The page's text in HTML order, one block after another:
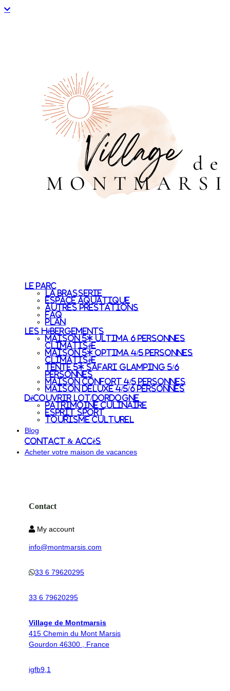
Le Parc
La Brasserie
Espace aquatique
Autres prestations
FAQ
Plan
Les Hébergements
Maison 5* Ultima 6 personnes
Climatisée
Maison 5* Optima 4/5 personnes
Climatisée
Tente 5* Safari Glamping 5/6
personnes
Maison Confort 4/5 personnes
Maison Deluxe 4/5/6 personnes
Découvrir Lot/Dordogne
Patrimoine culinaire
Esprit sport
Tourisme culturel
Blog
Contact & accès
Acheter votre maison de vacances
Contact
My account
info@montmarsis.com
33 6 79620295
33 6 79620295
Village de Montmarsis
415 Chemin du Mont Marsis
Gourdon 46300 , France
igfb9,1